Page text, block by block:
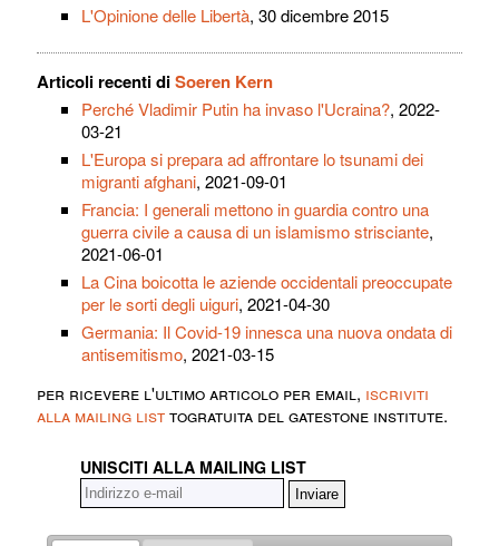
L'Opinione delle Libertà, 30 dicembre 2015
Articoli recenti diSoeren Kern
Perché Vladimir Putin ha invaso l'Ucraina?, 2022-
03-21
L'Europa si prepara ad affrontare lo tsunami dei
migranti afghani, 2021-09-01
Francia: I generali mettono in guardia contro una
guerra civile a causa di un islamismo strisciante,
2021-06-01
La Cina boicotta le aziende occidentali preoccupate
per le sorti degli uiguri, 2021-04-30
Germania: Il Covid-19 innesca una nuova ondata di
antisemitismo, 2021-03-15
per ricevere l'ultimo articolo per email, iscriviti
alla mailing listtogratuita del gatestone institute.
UNISCITI ALLA MAILING LIST